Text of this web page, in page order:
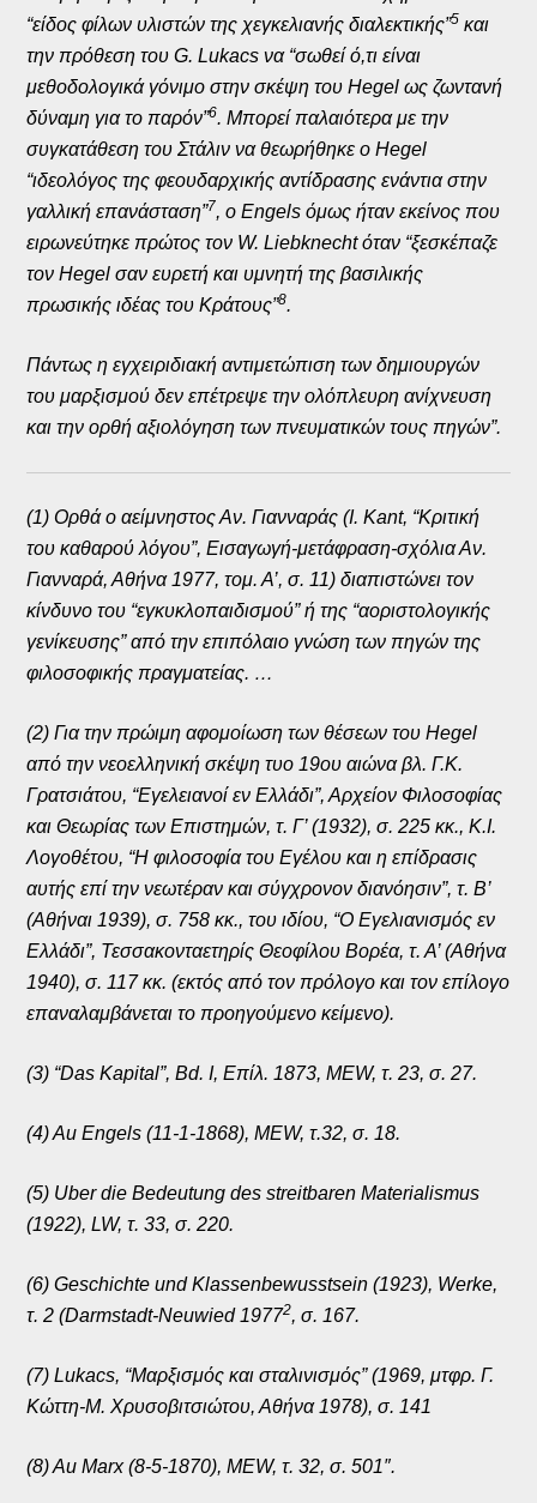
“είδος φίλων υλιστών της χεγκελιανής διαλεκτικής”5 και
την πρόθεση του G. Lukacs να “σωθεί ό,τι είναι
μεθοδολογικά γόνιμο στην σκέψη του Hegel ως ζωντανή
δύναμη για το παρόν”6. Μπορεί παλαιότερα με την
συγκατάθεση του Στάλιν να θεωρήθηκε ο Hegel
“ιδεολόγος της φεουδαρχικής αντίδρασης ενάντια στην
γαλλική επανάσταση”7, ο Engels όμως ήταν εκείνος που
ειρωνεύτηκε πρώτος τον W. Liebknecht όταν “ξεσκέπαζε
τον Hegel σαν ευρετή και υμνητή της βασιλικής
πρωσικής ιδέας του Κράτους”8.
Πάντως η εγχειριδιακή αντιμετώπιση των δημιουργών
του μαρξισμού δεν επέτρεψε την ολόπλευρη ανίχνευση
και την ορθή αξιολόγηση των πνευματικών τους πηγών”.
(1) Ορθά ο αείμνηστος Αν. Γιανναράς (I. Kant, “Κριτική
του καθαρού λόγου”, Εισαγωγή-μετάφραση-σχόλια Αν.
Γιανναρά, Αθήνα 1977, τομ. Α’, σ. 11) διαπιστώνει τον
κίνδυνο του “εγκυκλοπαιδισμού” ή της “αοριστολογικής
γενίκευσης” από την επιπόλαιο γνώση των πηγών της
φιλοσοφικής πραγματείας. …
(2) Για την πρώιμη αφομοίωση των θέσεων του Hegel
από την νεοελληνική σκέψη τυο 19ου αιώνα βλ. Γ.Κ.
Γρατσιάτου, “Εγελειανοί εν Ελλάδι”, Αρχείον Φιλοσοφίας
και Θεωρίας των Επιστημών, τ. Γ’ (1932), σ. 225 κκ., Κ.Ι.
Λογοθέτου, “Η φιλοσοφία του Εγέλου και η επίδρασις
αυτής επί την νεωτέραν και σύγχρονον διανόησιν”, τ. Β’
(Αθήναι 1939), σ. 758 κκ., του ιδίου, “Ο Εγελιανισμός εν
Ελλάδι”, Τεσσακονταετηρίς Θεοφίλου Βορέα, τ. Α’ (Αθήνα
1940), σ. 117 κκ. (εκτός από τον πρόλογο και τον επίλογο
επαναλαμβάνεται το προηγούμενο κείμενο).
(3) “Das Kapital”, Bd. I, Επίλ. 1873, MEW, τ. 23, σ. 27.
(4) Au Engels (11-1-1868), MEW, τ.32, σ. 18.
(5) Uber die Bedeutung des streitbaren Materialismus
(1922), LW, τ. 33, σ. 220.
(6) Geschichte und Klassenbewusstsein (1923), Werke,
τ. 2 (Darmstadt-Neuwied 19772, σ. 167.
(7) Lukacs, “Μαρξισμός και σταλινισμός” (1969, μτφρ. Γ.
Κώττη-Μ. Χρυσοβιτσιώτου, Αθήνα 1978), σ. 141
(8) Au Marx (8-5-1870), MEW, τ. 32, σ. 501″.